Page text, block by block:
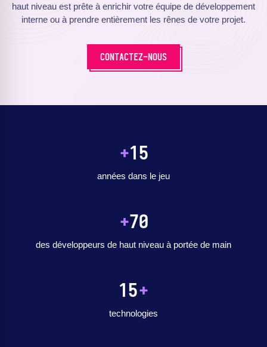
haut niveau est prête à enrichir votre équipe de développement
interne ou à prendre entièrement les rênes de votre projet.
CONTACTEZ-NOUS
+15
années dans le jeu
+70
des développeurs de haut niveau à portée de main
15+
technologies